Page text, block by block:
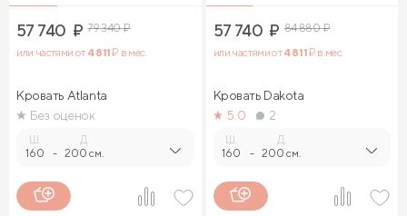
57 740 ₽ 79 340₽
или частями от 4 811₽ в мес.
Кровать Atlanta
Без оценок
160 -
Д.
200 см.
57 740 ₽ 84 880₽
или частями от4 811₽ в мес.
Кровать Dakota
5.0
2
160 -
Д.
200 см.